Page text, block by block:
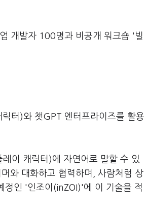
개발자 100명과 비공개 워크숍 '빌
터)와 챗GPT 엔터프라이즈를 활용
이 캐릭터)에 자연어로 말할 수 있
와 대화하고 협력하며, 사람처럼 상
정인 '인조이(inZOI)'에 이 기술을 적